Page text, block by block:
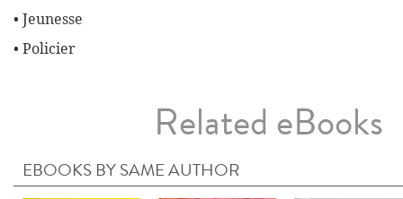
• Jeunesse
• Policier
Related eBooks
EBOOKS BY SAME AUTHOR